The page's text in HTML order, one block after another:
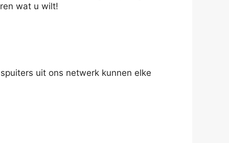
wat u wilt!
uit ons netwerk kunnen elke